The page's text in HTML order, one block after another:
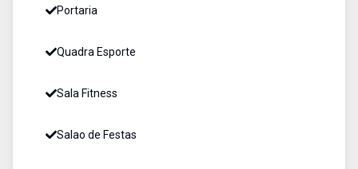
Portaria
Quadra Esporte
Sala Fitness
Salao de Festas